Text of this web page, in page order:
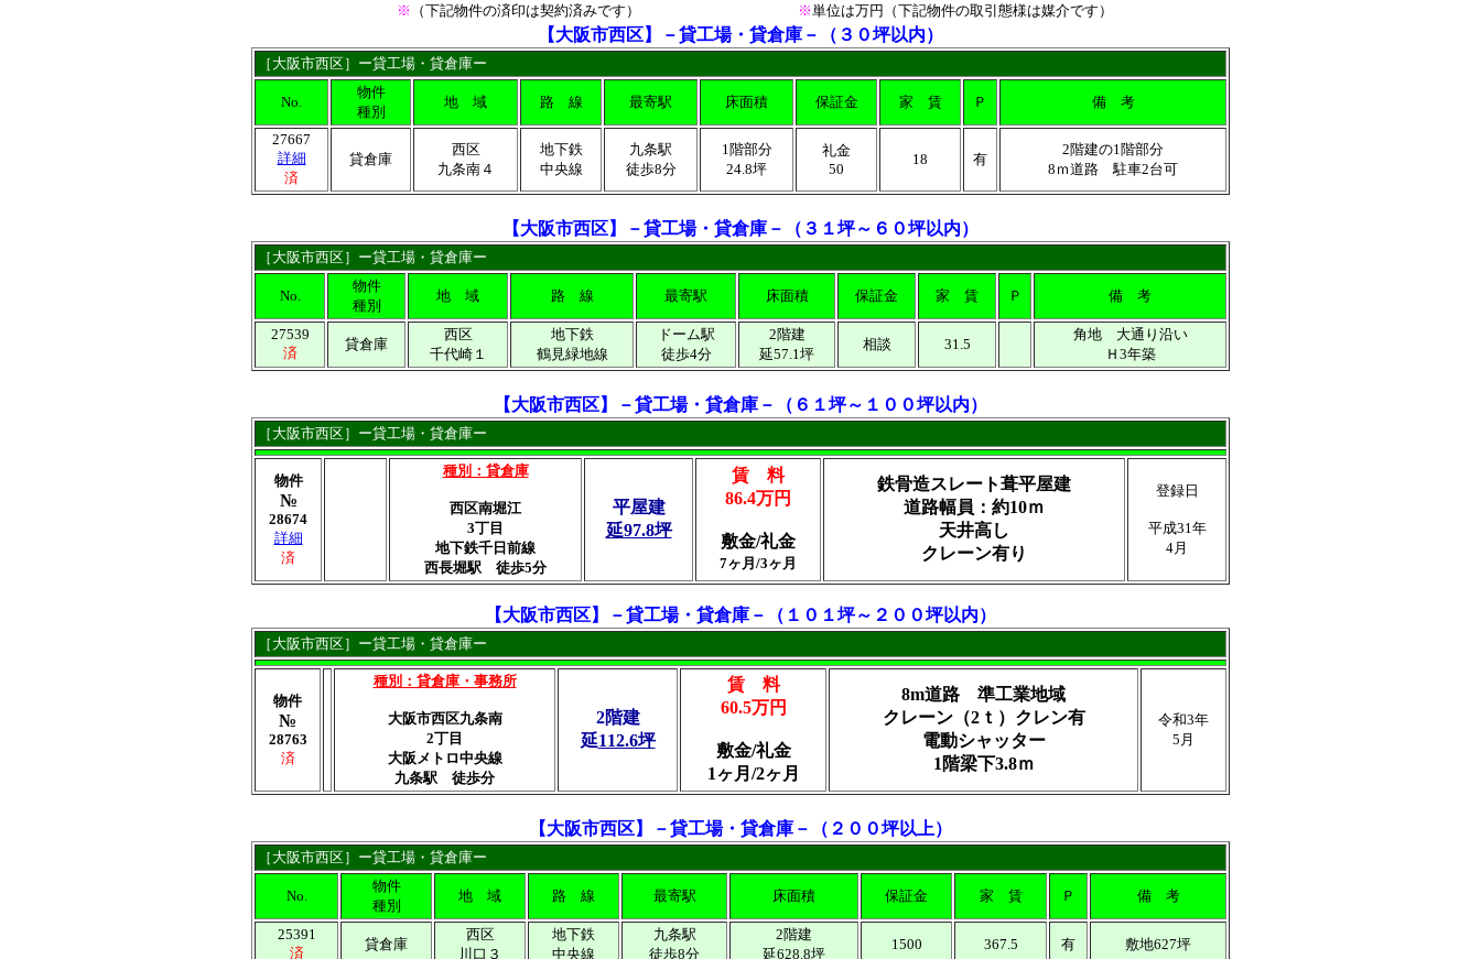
※ （下記物件の済印は契約済みです） ※単位は万円 （下記物件の取引態様は媒介です）
【大阪市西区】－貸工場・貸倉庫－（３０坪以内）
［大阪市西区］ー貸工場・貸倉庫ー
No.
物件
種別
地 域 路 線 最寄駅 床面積 保証金 家 賃 Ｐ 備 考
27667
詳細
済
貸倉庫
西区
九条南４
地下鉄
中央線
九条駅
徒歩8分
1階部分
24.8坪
礼金
50
18 有
2階建の1階部分
8ｍ道路 駐車2台可
【大阪市西区】－貸工場・貸倉庫－（３１坪～６０坪以内）
［大阪市西区］ー貸工場・貸倉庫ー
No.
物件
種別
地 域 路 線 最寄駅 床面積 保証金 家 賃 Ｐ 備 考
27539
済
貸倉庫
西区
千代崎１
地下鉄
鶴見緑地線
ドーム駅
徒歩4分
2階建
延57.1坪
相談 31.5
角地 大通り沿い
Ｈ3年築
【大阪市西区】 －貸工場・貸倉庫－（６１坪～１００坪以内）
［大阪市西区］ー貸工場・貸倉庫ー
物件
№
28674
詳細
済
種別：貸倉庫
西区南堀江
3丁目
地下鉄千日前線
西長堀駅 徒歩5分
平屋建
延97.8坪
賃 料
86.4万円
敷金/礼金
7ヶ月/3ヶ月
鉄骨造スレート葺平屋建
道路幅員：約10ｍ
天井高し
クレーン有り
登録日
平成31年
4月
【大阪市西区】－貸工場・貸倉庫－（１０１坪～２００坪以内）
［大阪市西区］ー貸工場・貸倉庫ー
物件
№
28763
済
種別：貸倉庫・事務所
大阪市西区九条南
2丁目
大阪メトロ中央線
九条駅 徒歩分
2階建
延112.6坪
賃 料
60.5万円
敷金/礼金
1ヶ月/2ヶ月
8m道路 準工業地域
クレーン（2ｔ）クレン有
電動シャッター
1階梁下3.8ｍ
令和3年
5月
【大阪市西区】－貸工場・貸倉庫－（２００坪以上）
［大阪市西区］ー貸工場・貸倉庫ー
No.
物件
種別
地 域 路 線 最寄駅 床面積 保証金 家 賃 Ｐ 備 考
25391
済
貸倉庫
西区
川口３
地下鉄
中央線
九条駅
徒歩8分
2階建
延628.8坪
1500 367.5 有 敷地627坪